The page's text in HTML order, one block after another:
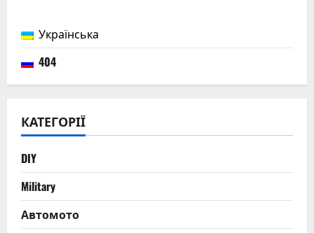
Українська
404
КАТЕГОРІЇ
DIY
Military
Автомото